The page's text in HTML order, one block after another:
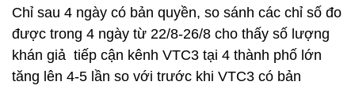
Chỉ sau 4 ngày có bản quyền, so sánh các chỉ số đo
được trong 4 ngày từ 22/8-26/8 cho thấy số lượng
khán giả tiếp cận kênh VTC3 tại 4 thành phố lớn
tăng lên 4-5 lần so với trước khi VTC3 có bản